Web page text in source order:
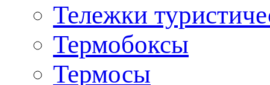
Тележки
Термобоксы
Термосы